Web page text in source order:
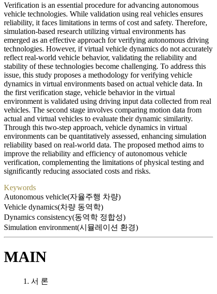
Verification is an essential procedure for advancing autonomous
vehicle technologies. While validation using real vehicles ensures
reliability, it faces limitations in terms of cost and safety. Therefore,
simulation-based research utilizing virtual environments has
emerged as an effective approach for verifying autonomous driving
technologies. However, if virtual vehicle dynamics do not accurately
reflect real-world vehicle behavior, validating the reliability and
stability of these technologies become challenging. To address this
issue, this study proposes a methodology for verifying vehicle
dynamics in virtual environments based on actual vehicle data. In
the first verification stage, vehicle behavior in the virtual
environment is validated using driving input data collected from real
vehicles. The second stage involves comparing motion data from
actual and virtual vehicles to evaluate their dynamic similarity.
Through this two-step approach, vehicle dynamics in virtual
environments can be quantitatively assessed, enhancing simulation
reliability based on real-world data. The proposed method aims to
improve the reliability and efficiency of autonomous vehicle
verification, complementing the limitations of physical testing and
significantly reducing associated costs and risks.
Keywords
Autonomous vehicle(자율주행 차량)
Vehicle dynamics(차량 동역학)
Dynamics consistency(동역학 정합성)
Simulation environment(시뮬레이션 환경)
MAIN
1. 서 론